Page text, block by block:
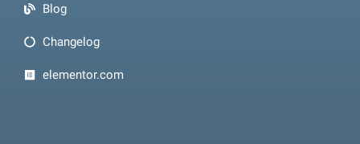
Blog
Changelog
elementor.com